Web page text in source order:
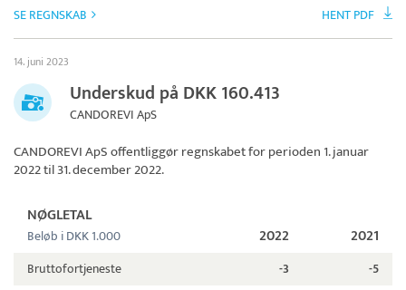
SE REGNSKAB HENT PDF
14. juni 2023
Underskud på DKK 160.413
CANDOREVI ApS
CANDOREVI ApSoffentliggør regnskabet for perioden 1. januar
2022 til 31. december 2022.
NØGLETAL
Beløb i DKK 1.000 2022 2021
Bruttofortjeneste -3
-5